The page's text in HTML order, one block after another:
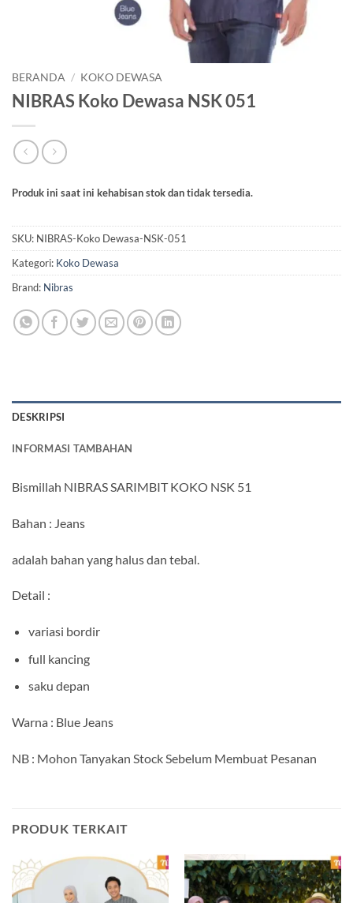
BERANDA / KOKO DEWASA
NIBRAS Koko Dewasa NSK 051
Produk ini saat ini kehabisan stok dan tidak tersedia.
SKU: NIBRAS-Koko Dewasa-NSK-051
Kategori: Koko Dewasa
Brand: Nibras
DESKRIPSI
INFORMASI TAMBAHAN
Bismillah NIBRAS SARIMBIT KOKO NSK 51
Bahan : Jeans
adalah bahan yang halus dan tebal.
Detail :
variasi bordir
full kancing
saku depan
Warna : Blue Jeans
NB : Mohon Tanyakan Stock Sebelum Membuat Pesanan
PRODUK TERKAIT